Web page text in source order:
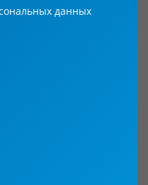
данных